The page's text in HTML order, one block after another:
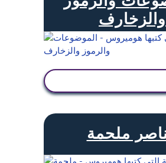
والزخارف
ملحمة